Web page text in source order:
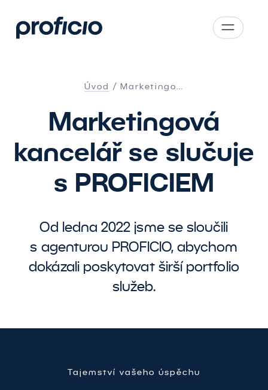
AT
PL
Úvod Marketingo…
Marketingová
kancelář se slučuje
s PROFICIEM
Od ledna 2022 jsme se sloučili
s agenturou PROFICIO, abychom
dokázali poskytovat širší portfolio
služeb.
Tajemství vašeho úspěchu